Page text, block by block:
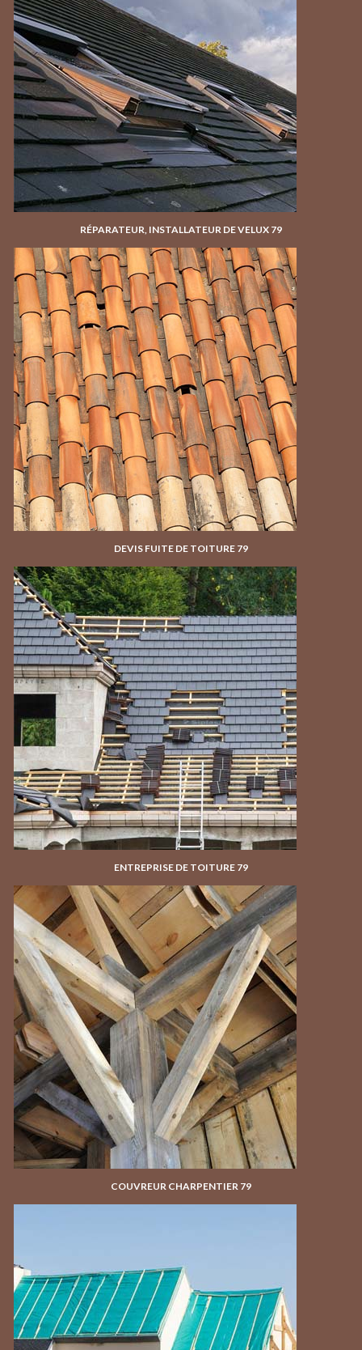
RÉPARATEUR, INSTALLATEUR DE VELUX 79
DEVIS FUITE DE TOITURE 79
ENTREPRISE DE TOITURE 79
COUVREUR CHARPENTIER 79